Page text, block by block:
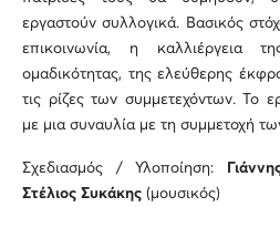
εργαστούν συλλογικά. Βασικός
επικοινωνία, η καλλιέργεια
ομαδικότητας, της ελεύθερης
τις ρίζες των συμμετεχόντων. Το
με μια συναυλία με τη συμμετοχή
Σχεδιασμός / Υλοποίηση:
Στέλιος Συκάκης (μουσικός)